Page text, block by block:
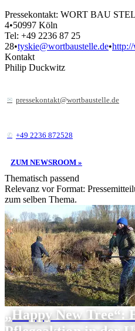
Pressekontakt: WORT BAU
4•50997 Köln
Tel: +49 2236 87 25
28•tyskie@wortbaustelle.de•
Kontakt
Philip Duckwitz
pressekontakt@wortbaustelle.de
+49 2236 872528
ZUM NEWSROOM »
Thematisch passend
Relevanz vor Format:
zum selben Thema.
„Happy New Tree“: